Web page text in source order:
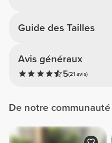
Avis généraux
5(21 avis)
Guide des Tailles
De notre communauté